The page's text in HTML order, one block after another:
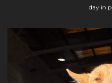
day in